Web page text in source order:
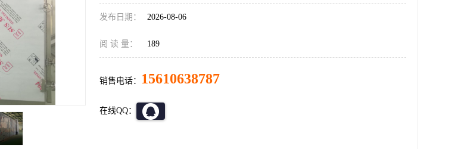
发布日期： 2026-08-06
阅 读 量： 189
销售电话： 15610638787
在线QQ：